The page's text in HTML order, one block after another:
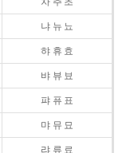
냐 뉴 뇨
햐 휴 효
뱌 뷰 뵤
퍄 퓨 표
먀 뮤 묘
랴 류 료